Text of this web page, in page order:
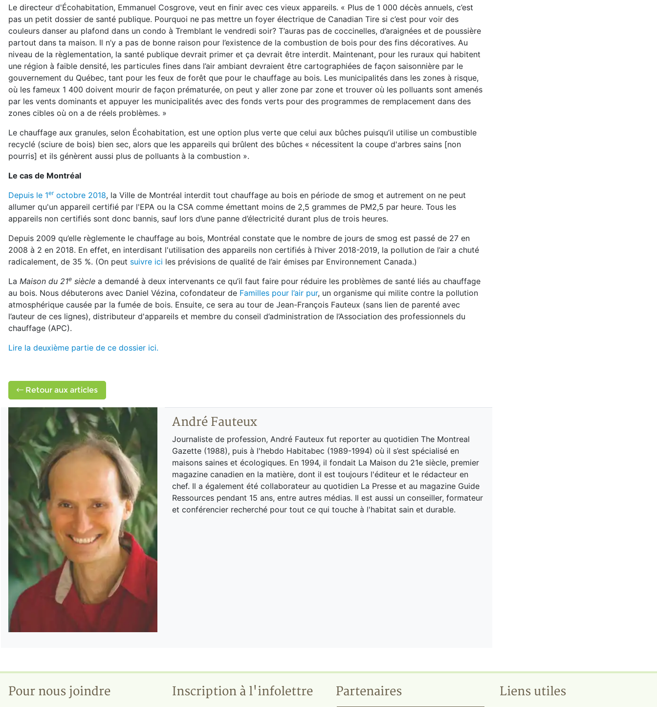
Le directeur d'Écohabitation, Emmanuel Cosgrove, veut en finir avec ces vieux appareils. « Plus de 1 000 décès annuels, c’est
pas un petit dossier de santé publique. Pourquoi ne pas mettre un foyer électrique de Canadian Tire si c’est pour voir des
couleurs danser au plafond dans un condo à Tremblant le vendredi soir? T’auras pas de coccinelles, d’araignées et de poussière
partout dans ta maison. Il n’y a pas de bonne raison pour l’existence de la combustion de bois pour des fins décoratives. Au
niveau de la règlementation, la santé publique devrait primer et ça devrait être interdit. Maintenant, pour les ruraux qui habitent
une région à faible densité, les particules fines dans l’air ambiant devraient être cartographiées de façon saisonnière par le
gouvernement du Québec, tant pour les feux de forêt que pour le chauffage au bois. Les municipalités dans les zones à risque,
où les fameux 1 400 doivent mourir de façon prématurée, on peut y aller zone par zone et trouver où les polluants sont amenés
par les vents dominants et appuyer les municipalités avec des fonds verts pour des programmes de remplacement dans des
zones cibles où on a de réels problèmes. »
Le chauffage aux granules, selon Écohabitation, est une option plus verte que celui aux bûches puisqu’il utilise un combustible
recyclé (sciure de bois) bien sec, alors que les appareils qui brûlent des bûches « nécessitent la coupe d'arbres sains [non
pourris] et ils génèrent aussi plus de polluants à la combustion ».
Le cas de Montréal
Depuis le 1eroctobre 2018, la Ville de Montréal interdit tout chauffage au bois en période de smog et autrement on ne peut
allumer qu'un appareil certifié par l'EPA ou la CSA comme émettant moins de 2,5 grammes de PM2,5 par heure. Tous les
appareils non certifiés sont donc bannis, sauf lors d’une panne d’électricité durant plus de trois heures.
Depuis 2009 qu’elle règlemente le chauffage au bois, Montréal constate que le nombre de jours de smog est passé de 27 en
2008 à 2 en 2018. En effet, en interdisant l'utilisation des appareils non certifiés à l’hiver 2018-2019, la pollution de l’air a chuté
radicalement, de 35 %. (On peut suivre ici les prévisions de qualité de l’air émises par Environnement Canada.)
La Maison du 21e siècle a demandé à deux intervenants ce qu’il faut faire pour réduire les problèmes de santé liés au chauffage
au bois. Nous débuterons avec Daniel Vézina, cofondateur de Familles pour l’air pur, un organisme qui milite contre la pollution
atmosphérique causée par la fumée de bois. Ensuite, ce sera au tour de Jean-François Fauteux (sans lien de parenté avec
l’auteur de ces lignes), distributeur d'appareils et membre du conseil d’administration de l’Association des professionnels du
chauffage (APC).
Lire la deuxième partie de ce dossier ici.
Retour aux articles
André Fauteux
Journaliste de profession, André Fauteux fut reporter au quotidien The Montreal
Gazette (1988), puis à l'hebdo Habitabec (1989-1994) où il s’est spécialisé en
maisons saines et écologiques. En 1994, il fondait La Maison du 21e siècle, premier
magazine canadien en la matière, dont il est toujours l'éditeur et le rédacteur en
chef. Il a également été collaborateur au quotidien La Presse et au magazine Guide
Ressources pendant 15 ans, entre autres médias. Il est aussi un conseiller, formateur
et conférencier recherché pour tout ce qui touche à l'habitat sain et durable.
Pour nous joindre Inscription à l'infolettre Partenaires Liens utiles